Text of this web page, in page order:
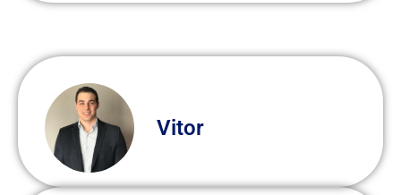
Vitor